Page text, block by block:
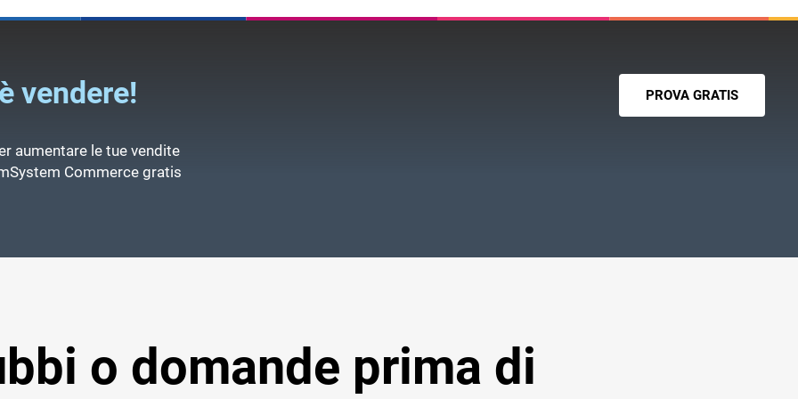
vendere!
aumentare le tue vendite
Commerce gratis
PROVA GRATIS
o domande prima di